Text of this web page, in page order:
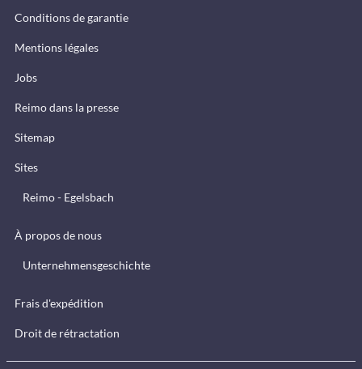
Conditions de garantie
Mentions légales
Jobs
Reimo dans la presse
Sitemap
Sites
Reimo - Egelsbach
À propos de nous
Unternehmensgeschichte
Frais d'expédition
Droit de rétractation